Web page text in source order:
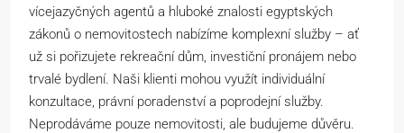
vícejazyčných agentů a hluboké znalosti egyptských
zákonů o nemovitostech nabízíme komplexní služby – ať
už si pořizujete rekreační dům, investiční pronájem nebo
trvalé bydlení. Naši klienti mohou využít individuální
konzultace, právní poradenství a poprodejní služby.
Neprodáváme pouze nemovitosti, ale budujeme důvěru.